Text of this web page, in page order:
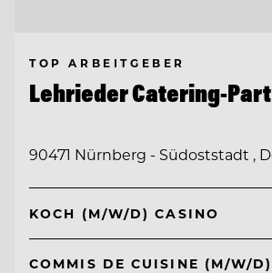
TOP ARBEITGEBER
Lehrieder Catering-
90471 Nürnberg - Südoststadt ,
KOCH (M/W/D) CASINO
COMMIS DE CUISINE (M/W/D)